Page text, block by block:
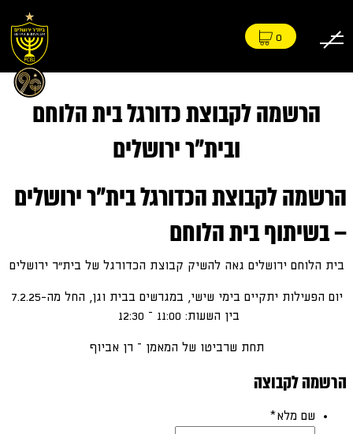
0
הרשמה לקבוצת כדורגל בית הלוחם
ובית"ר ירושלים
הרשמה לקבוצת הכדורגל בית"ר ירושלים
– בשיתוף בית הלוחם
בית הלוחם ירושלים גאה להשיק קבוצת הכדורגל של בית"ר ירושלים
יום הפעילות יתקיים בימי שישי, במגרשים בבית וגן, החל מה-7.2.25
בין השעות: 11:00 – 12:30
תחת שרביטו של המאמן – רן אביוף
הרשמה לקבוצה
שם מלא*